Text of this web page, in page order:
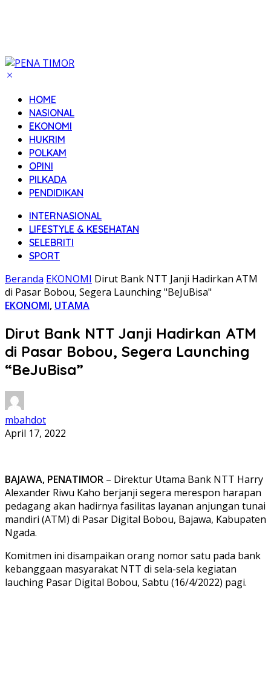
HOME
NASIONAL
EKONOMI
HUKRIM
POLKAM
OPINI
PILKADA
PENDIDIKAN
INTERNASIONAL
LIFESTYLE & KESEHATAN
SELEBRITI
SPORT
Beranda EKONOMI Dirut Bank NTT Janji Hadirkan ATM
di Pasar Bobou, Segera Launching "BeJuBisa"
EKONOMI, UTAMA
Dirut Bank NTT Janji Hadirkan ATM
di Pasar Bobou, Segera Launching
“BeJuBisa”
mbahdot
April 17, 2022
BAJAWA, PENATIMOR – Direktur Utama Bank NTT Harry
Alexander Riwu Kaho berjanji segera merespon harapan
pedagang akan hadirnya fasilitas layanan anjungan tunai
mandiri (ATM) di Pasar Digital Bobou, Bajawa, Kabupaten
Ngada.
Komitmen ini disampaikan orang nomor satu pada bank
kebanggaan masyarakat NTT di sela-sela kegiatan
lauching Pasar Digital Bobou, Sabtu (16/4/2022) pagi.